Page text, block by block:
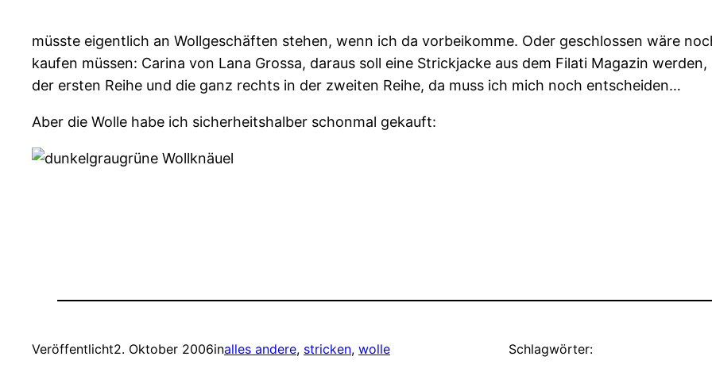
müsste eigentlich an Wollgeschäften stehen, wenn ich da vorbeikomme. Oder geschlossen wäre
kaufen müssen: Carina von Lana Grossa, daraus soll eine Strickjacke aus dem Filati Magazin
der ersten Reihe und die ganz rechts in der zweiten Reihe, da muss ich mich noch entscheiden…
Aber die Wolle habe ich sicherheitshalber schonmal gekauft:
Veröffentlicht2. Oktober 2006inalles andere, stricken, wolle Schlagwörter: